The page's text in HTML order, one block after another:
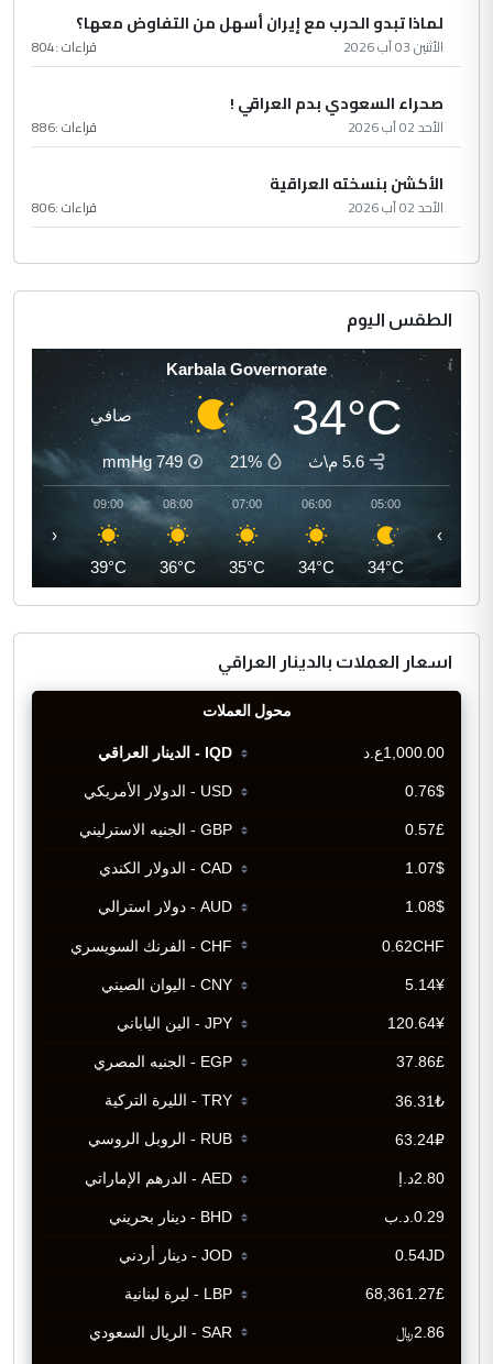
لماذا تبدو الحرب مع إيران أسهل من التفاوض معها؟
الأثنين 03 آب 2026 قراءات :804
صحراء السعودي بدم العراقي !
الأحد 02 آب 2026 قراءات :886
الأكشن بنسخته العراقية
الأحد 02 آب 2026 قراءات :806
الطقس اليوم
Karbala Governorate
34°C صافي
5.6 م\ث 21%
749
mmHg
05:00
34°C
06:00
34°C
07:00
35°C
08:00
36°C
09:00
39°C
‹ ›
اسعار العملات بالدينار العراقي